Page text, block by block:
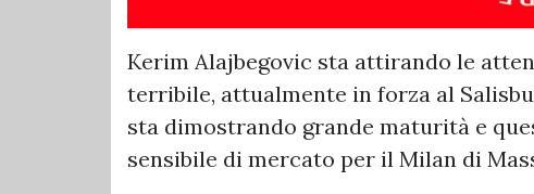
Kerim Alajbegovic sta attirando le
terribile, attualmente in forza al
sta dimostrando grande maturità e
sensibile di mercato per il Milan di